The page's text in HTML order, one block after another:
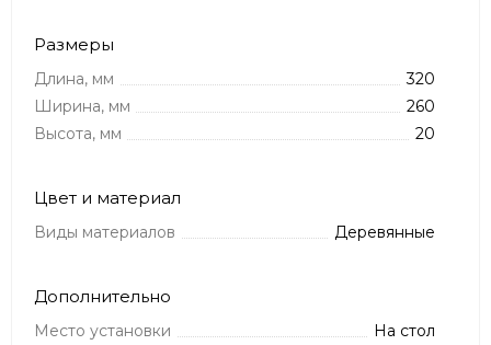
Размеры
Длина, мм
320
Ширина, мм
260
Высота, мм
20
Цвет и материал
Виды материалов Деревянные
Дополнительно
Место установки На стол